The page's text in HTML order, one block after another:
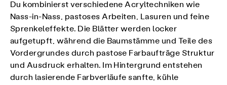
Du kombinierst verschiedene Acryltechniken wie
Nass-in-Nass, pastoses Arbeiten, Lasuren und feine
Sprenkeleffekte. Die Blätter werden locker
aufgetupft, während die Baumstämme und Teile des
Vordergrundes durch pastose Farbaufträge Struktur
und Ausdruck erhalten. Im Hintergrund entstehen
durch lasierende Farbverläufe sanfte, kühle